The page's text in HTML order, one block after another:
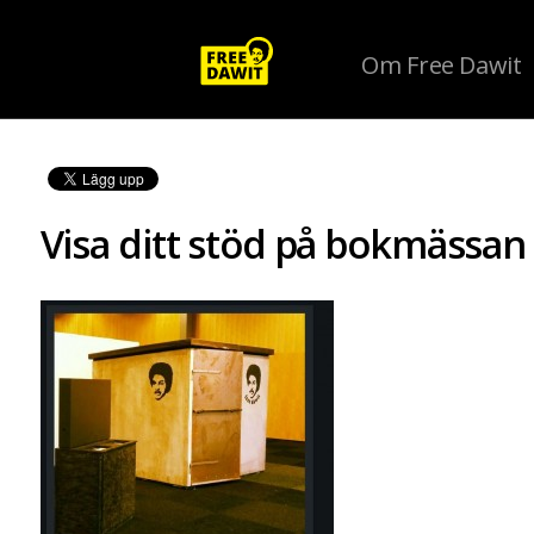
Om Free Dawit
Visa ditt stöd på bokmässan